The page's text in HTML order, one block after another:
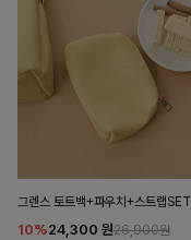
그렌스 토트백+파우치+스트랩SET
10%24,300 원26,900원